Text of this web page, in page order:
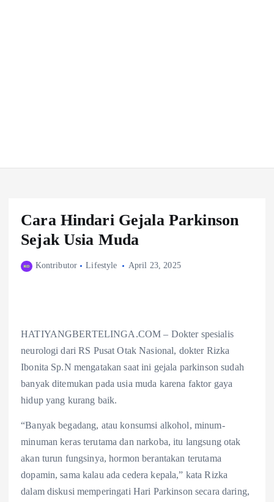
Cara Hindari Gejala Parkinson
Sejak Usia Muda
Kontributor Lifestyle April 23, 2025
HATIYANGBERTELINGA.COM – Dokter spesialis
neurologi dari RS Pusat Otak Nasional, dokter Rizka
Ibonita Sp.N mengatakan saat ini gejala parkinson sudah
banyak ditemukan pada usia muda karena faktor gaya
hidup yang kurang baik.
“Banyak begadang, atau konsumsi alkohol, minum-
minuman keras terutama dan narkoba, itu langsung otak
akan turun fungsinya, hormon berantakan terutama
dopamin, sama kalau ada cedera kepala,” kata Rizka
dalam diskusi memperingati Hari Parkinson secara daring,